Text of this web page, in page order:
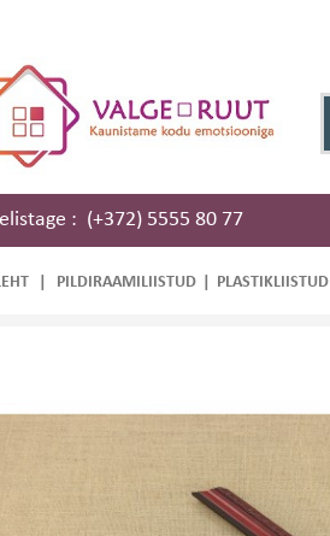
: (+372) 5555 80 77
PILDIRAAMILIISTUD PLASTIKLIISTUD